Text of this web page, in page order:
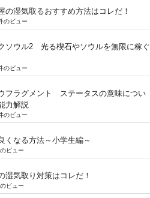
の湿気取るおすすめ方法はコレだ！
のビュー
ソウル2 光る楔石やソウルを無限に稼ぐ
のビュー
フラグメント ステータスの意味につい
力解説
のビュー
くなる方法～小学生編～
ビュー
湿気取り対策はコレだ！
ビュー